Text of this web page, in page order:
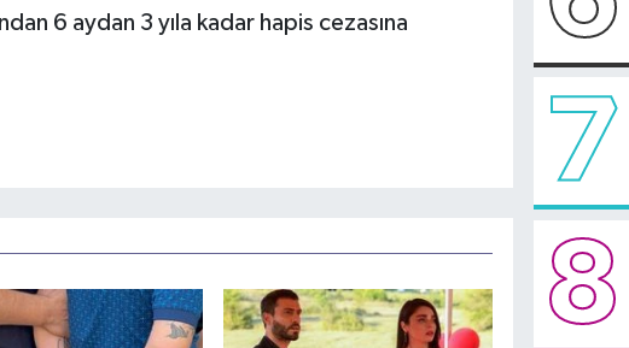
6 aydan 3 yıla kadar hapis cezasına
7
8